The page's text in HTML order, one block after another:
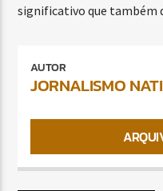
significativo que também
AUTOR
JORNALISMO